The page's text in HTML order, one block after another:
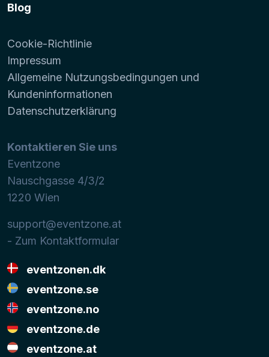
Blog
Cookie-Richtlinie
Impressum
Allgemeine Nutzungsbedingungen und
Kundeninformationen
Datenschutzerklärung
Kontaktieren Sie uns
Eventzone
Nauschgasse 4/3/2
1220 Wien
support@eventzone.at
- Zum Kontaktformular
eventzonen.dk
eventzone.se
eventzone.no
eventzone.de
eventzone.at